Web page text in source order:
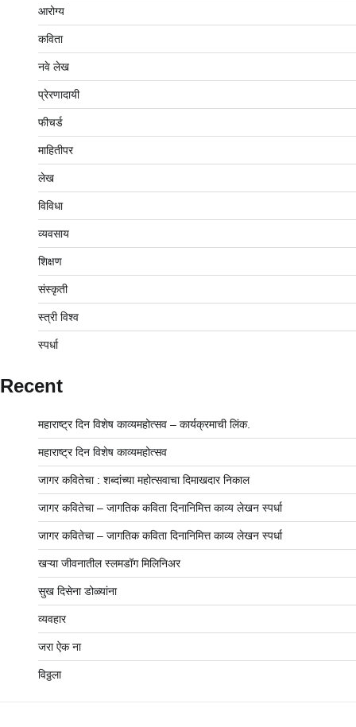
आरोग्य
कविता
नवे लेख
प्रेरणादायी
फीचर्ड
माहितीपर
लेख
विविधा
व्यवसाय
शिक्षण
संस्कृती
स्त्री विश्व
स्पर्धा
Recent
महाराष्ट्र दिन विशेष काव्यमहोत्सव – कार्यक्रमाची लिंक.
महाराष्ट्र दिन विशेष काव्यमहोत्सव
जागर कवितेचा : शब्दांच्या महोत्सवाचा दिमाखदार निकाल
जागर कवितेचा – जागतिक कविता दिनानिमित्त काव्य लेखन स्पर्धा
जागर कवितेचा – जागतिक कविता दिनानिमित्त काव्य लेखन स्पर्धा
खऱ्या जीवनातील स्लमडॉग मिलिनिअर
सुख दिसेना डोळ्यांना
व्यवहार
जरा ऐक ना
विठ्ठला